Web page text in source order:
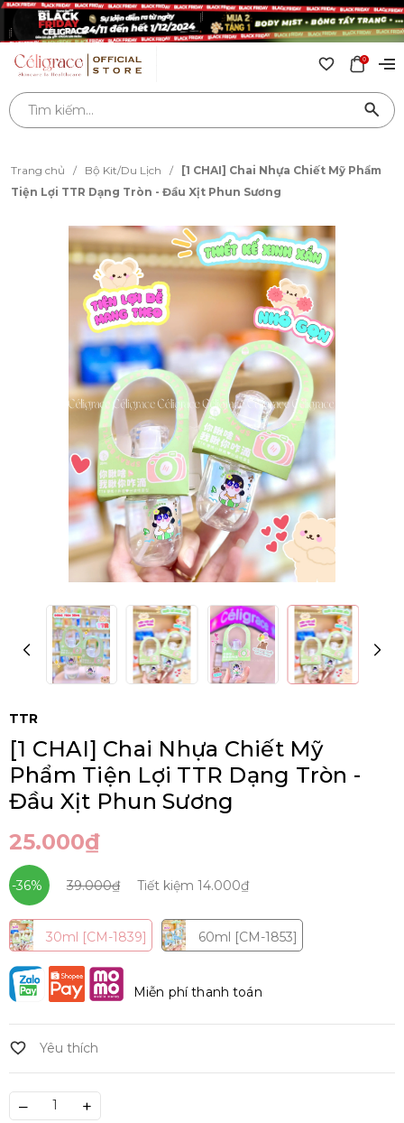
0
Trang chủ / Bộ Kit/Du Lịch /
[1 CHAI] Chai Nhựa Chiết Mỹ Phẩm
Tiện Lợi TTR Dạng Tròn - Đầu Xịt Phun Sương
TTR
[1 CHAI] Chai Nhựa Chiết Mỹ
Phẩm Tiện Lợi TTR Dạng Tròn -
Đầu Xịt Phun Sương
25.000₫
-36% 39.000₫ Tiết kiệm 14.000₫
30ml [CM-1839] 60ml [CM-1853]
Miễn phí thanh toán
– +